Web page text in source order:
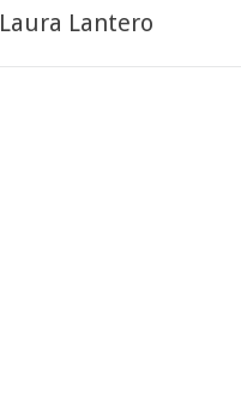
Laura Lantero